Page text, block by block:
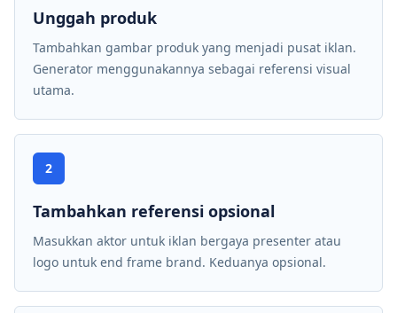
Unggah produk
Tambahkan gambar produk yang menjadi pusat iklan.
Generator menggunakannya sebagai referensi visual
utama.
2
Tambahkan referensi opsional
Masukkan aktor untuk iklan bergaya presenter atau
logo untuk end frame brand. Keduanya opsional.